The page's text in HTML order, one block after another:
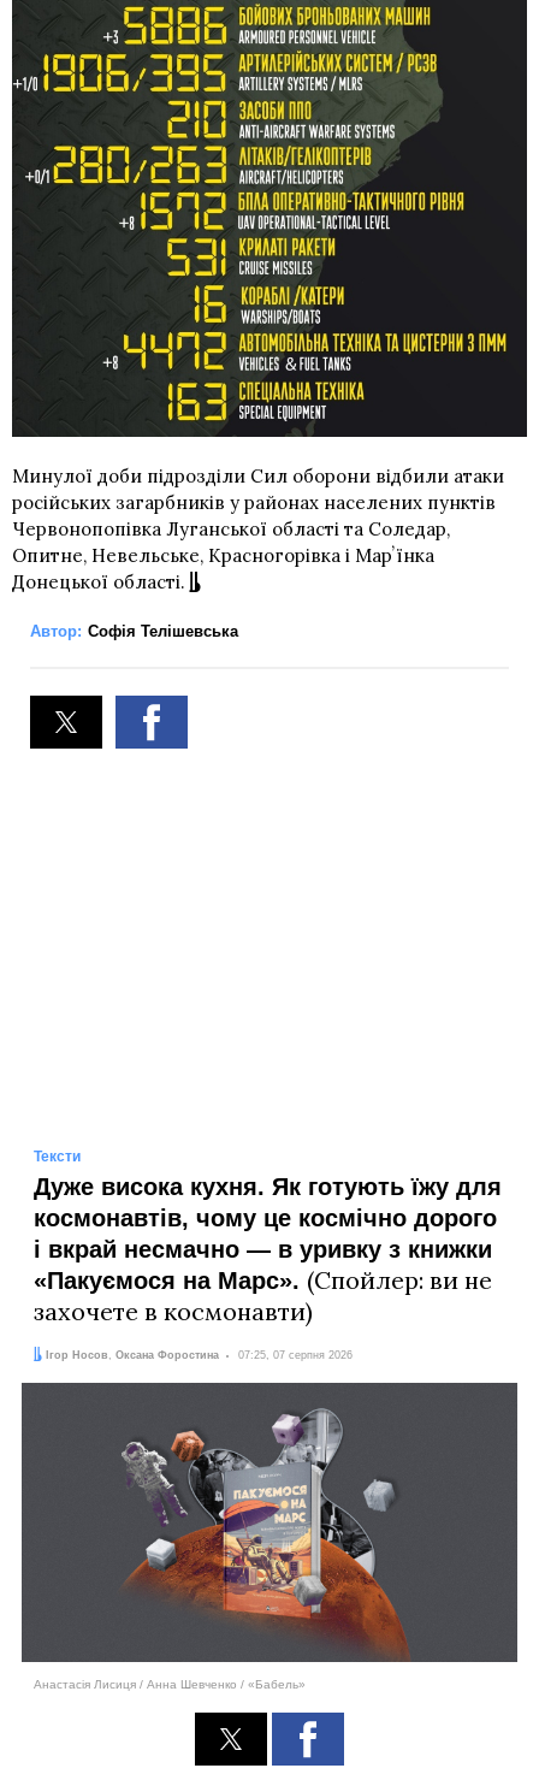
Минулої доби підрозділи Сил оборони відбили атаки
російських загарбників у районах населених пунктів
Червонопопівка Луганської області та Соледар,
Опитне, Невельське, Красногорівка і Марʼїнка
Донецької області.
Автор: Софія Телішевська